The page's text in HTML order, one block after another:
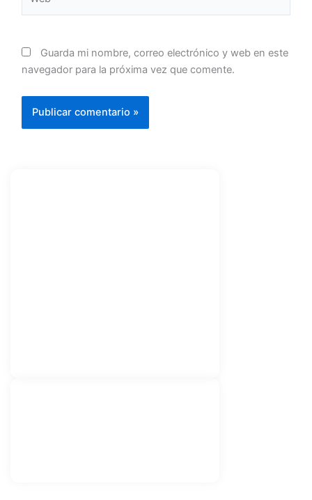
Guarda mi nombre, correo electrónico y web en este
navegador para la próxima vez que comente.